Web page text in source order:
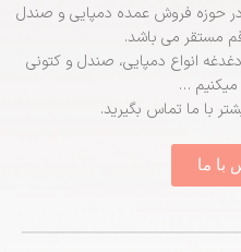
حوزه فروش عمده دمپایی و صندل
مستقر می باشد.
انواع دمپایی، صندل و کتونی
…
با ما تماس بگیرید.
با ما